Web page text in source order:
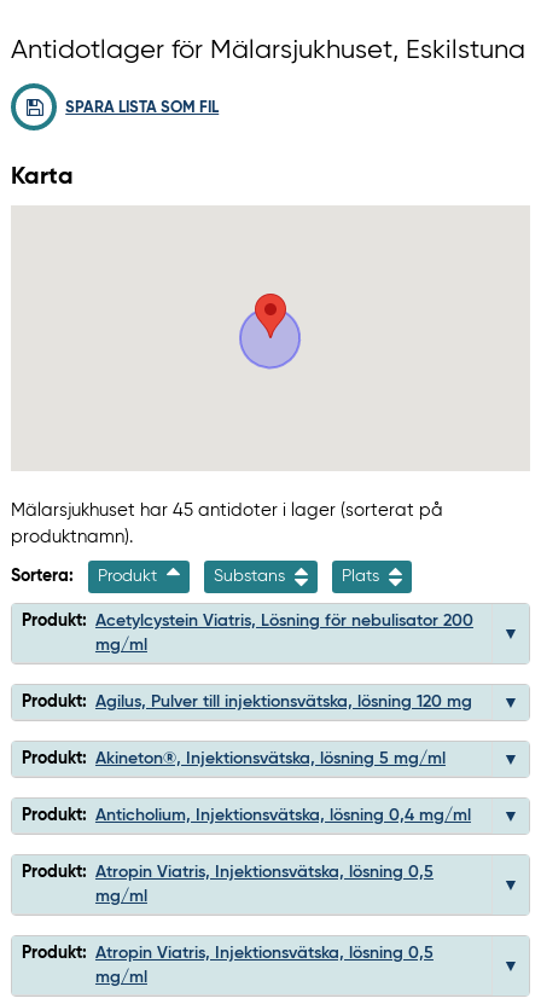
Antidotlager för Mälarsjukhuset, Eskilstuna
SPARA LISTA SOM FIL
Karta
Mälarsjukhuset har 45 antidoter i lager (sorterat på
produktnamn).
Sortera: Produkt Substans Plats
Produkt: Acetylcystein Viatris, Lösning för nebulisator 200
mg/ml
Produkt: Agilus, Pulver till injektionsvätska, lösning 120 mg
Produkt: Akineton®, Injektionsvätska, lösning 5 mg/ml
Produkt: Anticholium, Injektionsvätska, lösning 0,4 mg/ml
Produkt: Atropin Viatris, Injektionsvätska, lösning 0,5
mg/ml
Produkt: Atropin Viatris, Injektionsvätska, lösning 0,5
mg/ml